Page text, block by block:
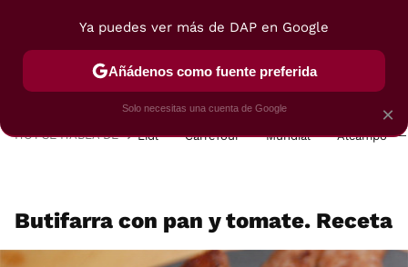
POSTRES VIAJES SELECCIÓN VEGUI
HOY SE HABLA DE Lidl Carrefour Mundial Alcampo
Butifarra con pan y tomate. Receta
×
Ya puedes ver más de DAP en Google
Añádenos como fuente preferida
Solo necesitas una cuenta de Google